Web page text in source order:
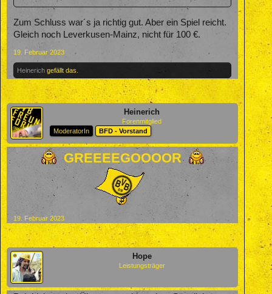
Zum Schluss war´s ja richtig gut. Aber ein Spiel reicht.
Gleich noch Leverkusen-Mainz, nicht für 100 €.
19. Februar 2023
Heinerich gefällt das.
Heinerich
Forenmitglied
ModeratorIn
BFD - Vorstand
GREEEEGOOOOR
19. Februar 2023
Hope
Leistungsträger